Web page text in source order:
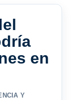
en
Y